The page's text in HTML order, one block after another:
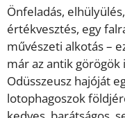
Önfeladás,
értékvesztés, egy
művészeti alkotás –
már az antik görögök
Odüsszeusz hajóját
lotophagoszok